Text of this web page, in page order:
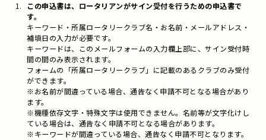
この申込書は、ロータリアンがサイン受付を行うための申込書で
す。
キーワード・所属ロータリークラブ名・お名前・メールアドレス・
補填日の入力が必要です。
キーワードは、このメールフォームの入力欄上部に、サイン受付時
間の間のみ表示されます。
フォームの「所属ロータリークラブ」に記載のあるクラブのみ受付
ができます。
※お名前が間違っている場合、通告なく申請不可となる場合があり
ます。
※機種依存文字・特殊文字は使用できません。名前等が文字化けし
ている場合は、通告なく申請不可となる場合があります。
※キーワードが間違っている場合、通告なく申請不可となります。